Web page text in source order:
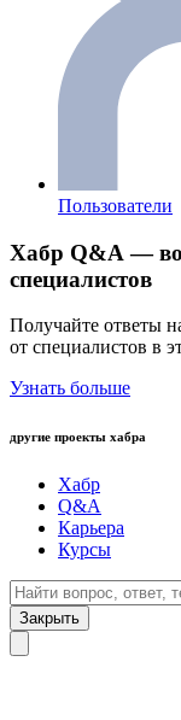
Пользователи
Хабр Q&A —
специалистов
Получайте ответы
от специалистов в
Узнать больше
другие проекты хабра
Хабр
Q&A
Карьера
Курсы
Закрыть